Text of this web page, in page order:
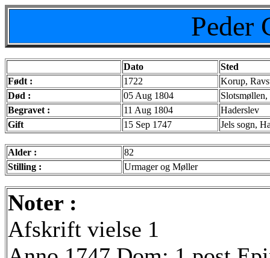
Peder
Dato
Sted
Født :
1722
Korup,
Død :
05 Aug 1804
Begravet :
11 Aug 1804
Haderslev
Gift
15 Sep 1747 Jels sogn,
Alder :
82
Stilling :
Urmager og Møller
Noter :
Afskrift vielse 1